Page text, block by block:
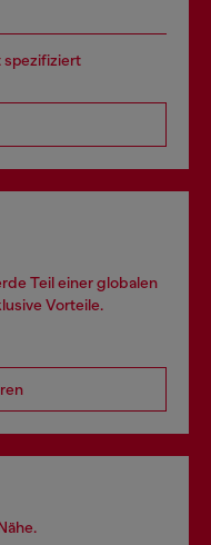
spezifiziert
Teil einer globalen
Vorteile.